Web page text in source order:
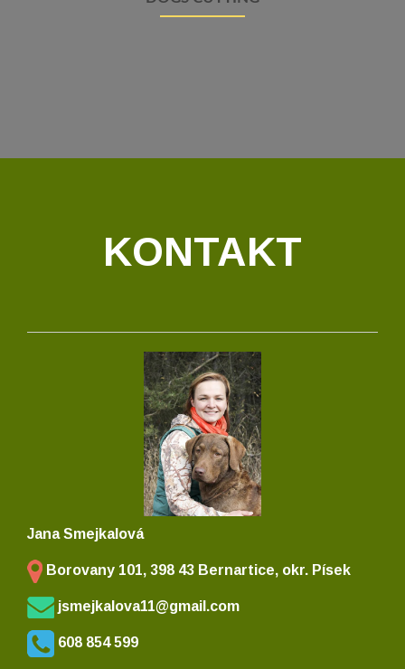
KONTAKT
Jana Smejkalová
Borovany 101, 398 43 Bernartice, okr. Písek
jsmejkalova11@gmail.com
608 854 599